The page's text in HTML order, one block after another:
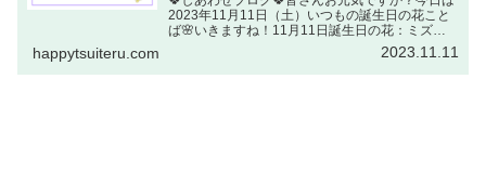
2023年11月11日（土）いつもの誕生日の花こと
ば🌸いきますね！11月11日誕生日の花：ミズヒ
キ（水引・タデ科）花ことば：慶けい事じ出典
元：NHKラジオ深夜便 誕生日の花慶けい事じと
聞くと・・・...
happytsuiteru.com 2023.11.11